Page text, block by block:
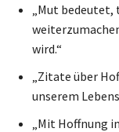
„Mut
wird.“
„Zitate über
unserem
„Mit Hoffnung